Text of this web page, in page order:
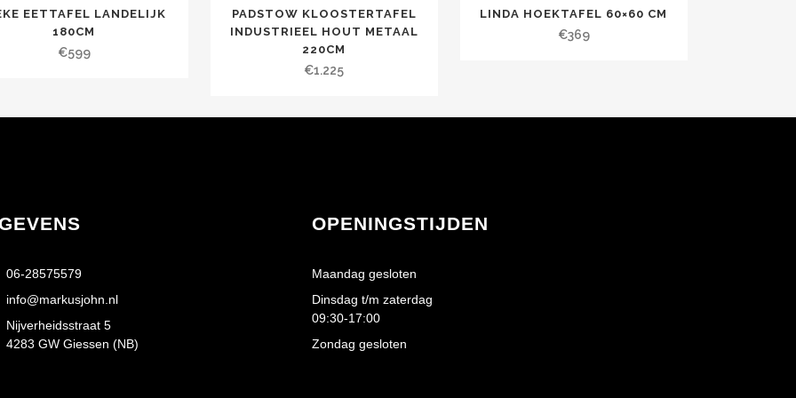
EETTAFEL LANDELIJK
180CM
€599
PADSTOW KLOOSTERTAFEL
INDUSTRIEEL HOUT METAAL
220CM
€1.225
LINDA HOEKTAFEL 60×60 CM
€369
06-28575579
info@markusjohn.nl
Nijverheidsstraat 5
4283 GW Giessen (NB)
OPENINGSTIJDEN
Maandag gesloten
Dinsdag t/m zaterdag
09:30-17:00
Zondag gesloten